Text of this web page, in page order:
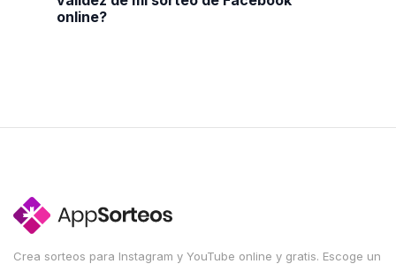
online?
Crea sorteos para Instagram y YouTube online y gratis. Escoge un